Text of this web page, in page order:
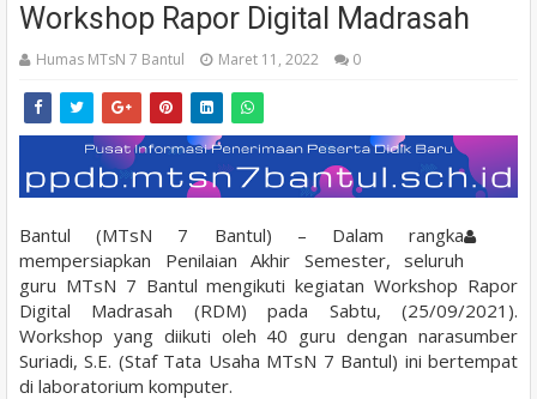
Workshop Rapor Digital Madrasah
Humas MTsN 7 Bantul Maret 11, 2022 0
Bantul (MTsN 7 Bantul) – Dalam rangka
mempersiapkan Penilaian Akhir Semester, seluruh
guru MTsN 7 Bantul mengikuti kegiatan Workshop Rapor
Digital Madrasah (RDM) pada Sabtu, (25/09/2021).
Workshop yang diikuti oleh 40 guru dengan narasumber
Suriadi, S.E. (Staf Tata Usaha MTsN 7 Bantul) ini bertempat
di laboratorium komputer.